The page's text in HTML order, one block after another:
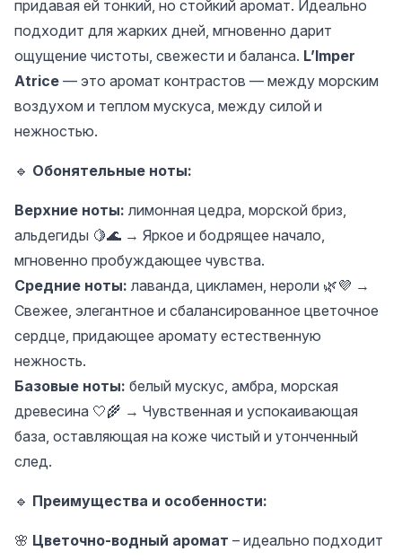
придавая ей тонкий, но стойкий аромат. Идеально
подходит для жарких дней, мгновенно дарит
ощущение чистоты, свежести и баланса. L’Imper
Atrice — это аромат контрастов — между морским
воздухом и теплом мускуса, между силой и
нежностью.
🔹 Обонятельные ноты:
Верхние ноты: лимонная цедра, морской бриз,
альдегиды 🍋🌊 → Яркое и бодрящее начало,
мгновенно пробуждающее чувства.
Средние ноты: лаванда, цикламен, нероли 🌿💜 →
Свежее, элегантное и сбалансированное цветочное
сердце, придающее аромату естественную
нежность.
Базовые ноты: белый мускус, амбра, морская
древесина 🤍🌾 → Чувственная и успокаивающая
база, оставляющая на коже чистый и утонченный
след.
🔹 Преимущества и особенности:
🌸 Цветочно-водный аромат – идеально подходит